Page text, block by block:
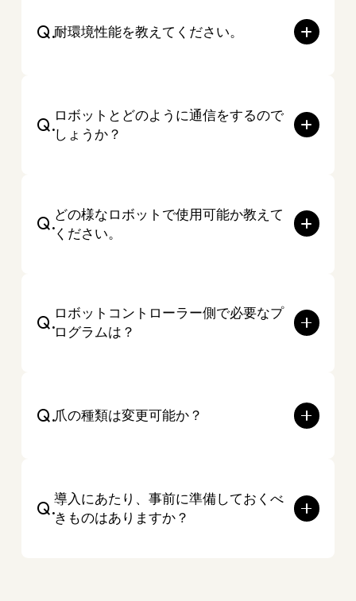
Q.耐環境性能を教えてください。
Q.ロボットとどのように通信をするので
しょうか？
Q.どの様なロボットで使用可能か教えて
ください。
Q.ロボットコントローラー側で必要なプ
ログラムは？
Q.爪の種類は変更可能か？
Q.導入にあたり、事前に準備しておくべ
きものはありますか？